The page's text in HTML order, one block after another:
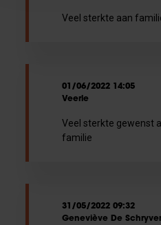
Veel sterkte aan
01/06/2022 14:05
Veerle
Veel sterkte gewenst
familie
31/05/2022 09:32
Geneviève De Schryver